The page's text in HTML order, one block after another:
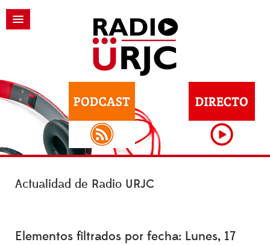
Actualidad de Radio URJC
Elementos filtrados por fecha: Lunes, 17